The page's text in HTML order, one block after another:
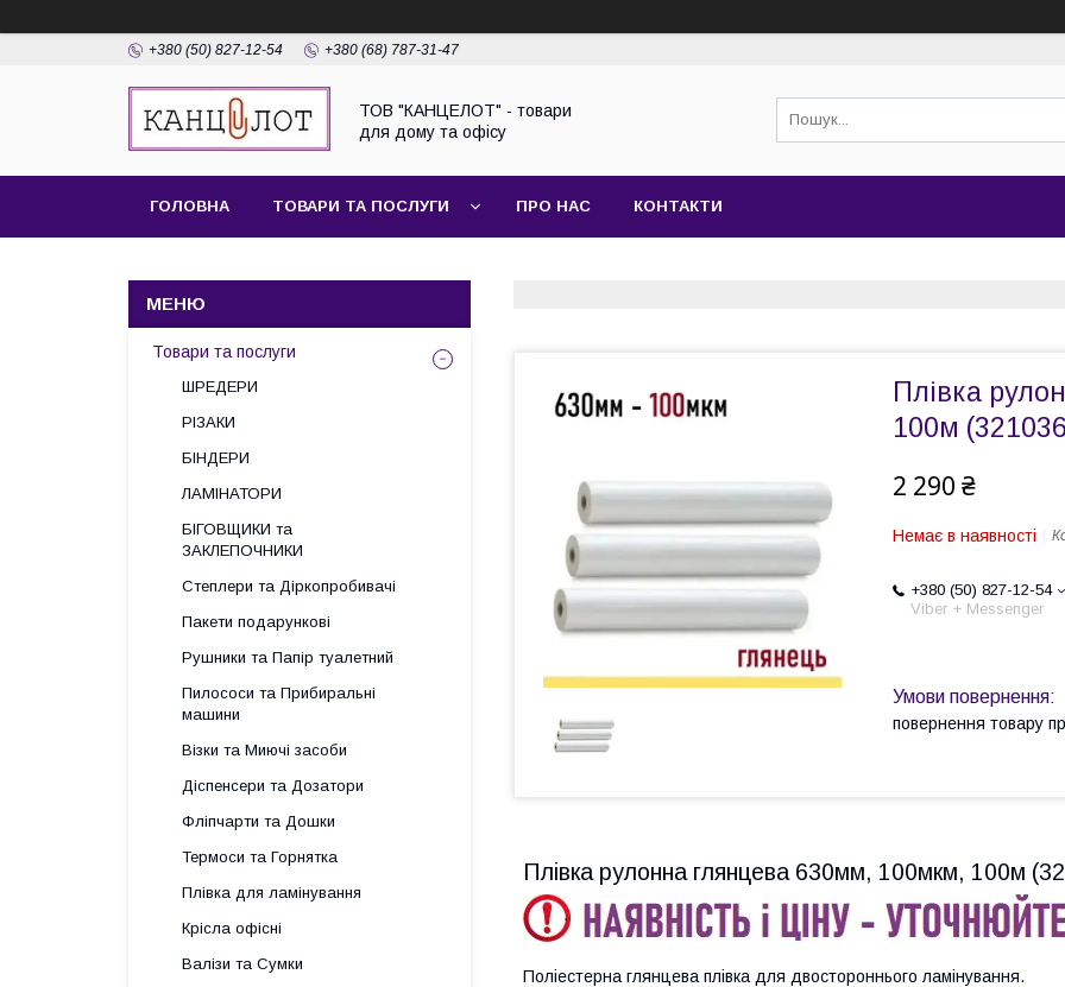
+380 (50) 827-12-54 +380 (68) 787-31-47
ТОВ "КАНЦЕЛОТ" - товари
для дому та офісу
ГОЛОВНА ТОВАРИ ТА ПОСЛУГИ ПРО НАС КОНТАКТИ
Плівка
100м
2 290 ₴
Немає в наявності
+380 (50) 827-12-54
Viber + Messenger
повернення товару
Плівка рулонна глянцева 630мм, 100мкм, 100м
Поліестерна глянцева плівка для двостороннього ламінування.
Товари та послуги
ШРЕДЕРИ
РІЗАКИ
БІНДЕРИ
ЛАМІНАТОРИ
БІГОВЩИКИ та
ЗАКЛЕПОЧНИКИ
Степлери та Діркопробивачі
Пакети подарункові
Рушники та Папір туалетний
Пилососи та Прибиральні
машини
Візки та Миючі засоби
Діспенсери та Дозатори
Фліпчарти та Дошки
Термоси та Горнятка
Плівка для ламінування
Крісла офісні
Валізи та Сумки